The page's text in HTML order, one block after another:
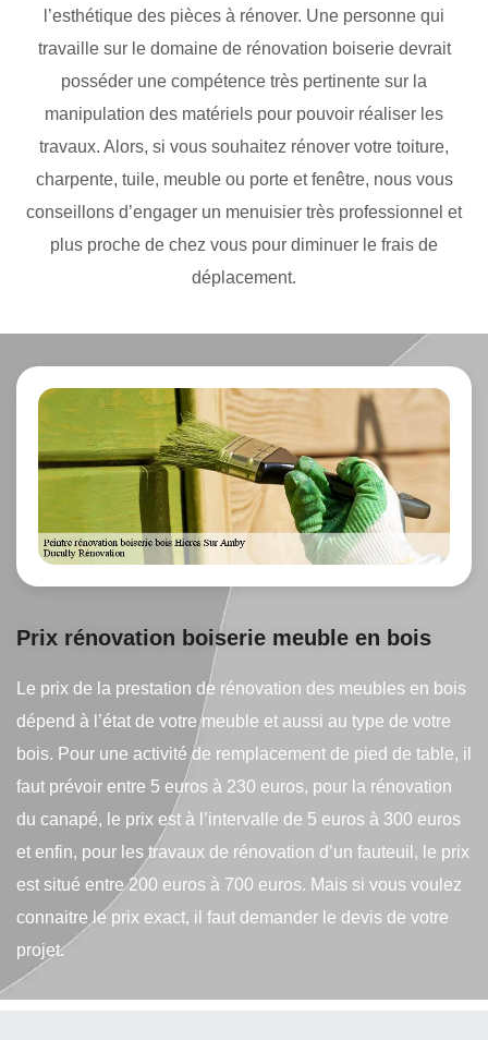
l’esthétique des pièces à rénover. Une personne qui
travaille sur le domaine de rénovation boiserie devrait
posséder une compétence très pertinente sur la
manipulation des matériels pour pouvoir réaliser les
travaux. Alors, si vous souhaitez rénover votre toiture,
charpente, tuile, meuble ou porte et fenêtre, nous vous
conseillons d’engager un menuisier très professionnel et
plus proche de chez vous pour diminuer le frais de
déplacement.
Prix rénovation boiserie meuble en bois
Le prix de la prestation de rénovation des meubles en bois
dépend à l’état de votre meuble et aussi au type de votre
bois. Pour une activité de remplacement de pied de table, il
faut prévoir entre 5 euros à 230 euros, pour la rénovation
du canapé, le prix est à l’intervalle de 5 euros à 300 euros
et enfin, pour les travaux de rénovation d’un fauteuil, le prix
est situé entre 200 euros à 700 euros. Mais si vous voulez
connaitre le prix exact, il faut demander le devis de votre
projet.